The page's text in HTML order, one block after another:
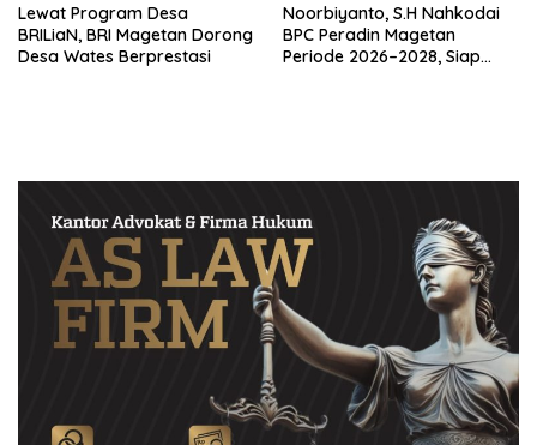
Lewat Program Desa
BRILiaN, BRI Magetan Dorong
Desa Wates Berprestasi
Noorbiyanto, S.H Nahkodai
BPC Peradin Magetan
Periode 2026–2028, Siap